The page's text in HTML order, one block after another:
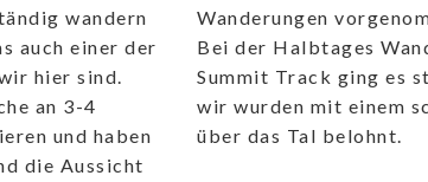
wandern
auch einer der
hier sind.
an 3-4
und haben
die Aussicht
Wanderungen
Bei der Halbtages
Summit Track ging es
wir wurden mit einem
über das Tal belohnt.